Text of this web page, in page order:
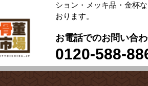
ション・メッキ品・金杯
おります。
お電話でのお問い合
0120-588-